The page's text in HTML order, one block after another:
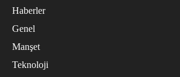
Haberler
Genel
Manşet
Teknoloji